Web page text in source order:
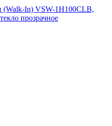
(Walk-In) VSW-1H100CLB,
прозрачное